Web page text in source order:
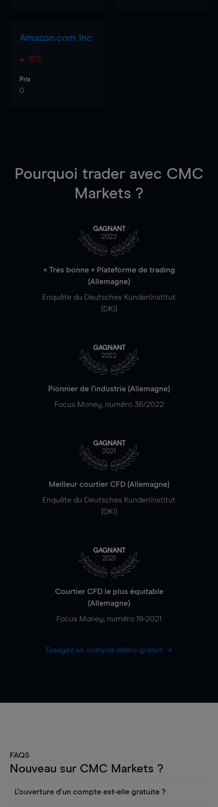
Amazon.com Inc
0%
Prix
0
Pourquoi trader avec CMC
Markets ?
GAGNANT
2022
« Très bonne » Plateforme de trading
(Allemagne)
Enquête du Deutsches Kundeninstitut
(DKI)
GAGNANT
2022
Pionnier de l'industrie (Allemagne)
Focus Money, numéro 36/2022
GAGNANT
2021
Meilleur courtier CFD (Allemagne)
Enquête du Deutsches Kundeninstitut
(DKI)
GAGNANT
2021
Courtier CFD le plus équitable
(Allemagne)
Focus Money, numéro 19-2021
Essayez un compte démo gratuit
FAQS
Nouveau sur CMC Markets ?
L'ouverture d'un compte est-elle gratuite ?